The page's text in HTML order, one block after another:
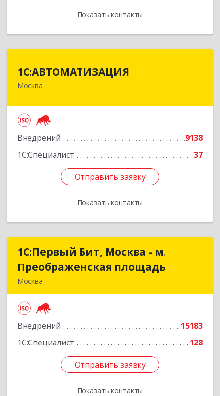
Показать контакты
Назад
1С:АВТОМАТИЗАЦИЯ
Москва
Внедрений
9138
1С:Специалист
37
Отправить заявку
Показать контакты
111024, Москва г, Энтузиастов 1-я ул, дом №
Отправить заявку
Назад
1С:Первый Бит, Москва - м.
Преображенская площадь
Москва
Внедрений
15183
1С:Специалист
128
Отправить заявку
Показать контакты
1С:Первый Бит, Москва - м.
Преображенская площадь
Подробнее
Отправить заявку
Назад